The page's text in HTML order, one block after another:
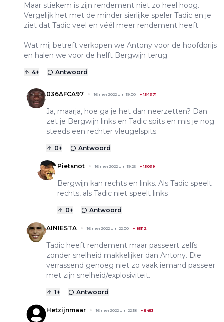
Maar stiekem is zijn rendement niet zo heel hoog.
Vergelijk het met de minder sierlijke speler Tadic en je
ziet dat Tadic veel en véél meer rendement heeft.
Wat mij betreft verkopen we Antony voor de hoofdprijs
en halen we voor de helft Bergwijn terug.
4+ Antwoord
036AFCA97 16 mei 2022 om 19:00 +154371
Ja, maarja, hoe ga je het dan neerzetten? Dan
zet je Bergwijn links en Tadic spits en mis je nog
steeds een rechter vleugelspits.
0+ Antwoord
Pietsnot 16 mei 2022 om 19:25 +15039
Bergwijn kan rechts en links. Als Tadic speelt
rechts, als Tadic niet speelt links
0+ Antwoord
AINIESTA 16 mei 2022 om 22:00 + 85112
Tadic heeft rendement maar passeert zelfs
zonder snelheid makkelijker dan Antony. Die
verrassend genoeg niet zo vaak iemand passeer
met zijn snelheid/explosiviteit.
1+ Antwoord
Hetzijnmaar 16 mei 2022 om 22:18 + 5453